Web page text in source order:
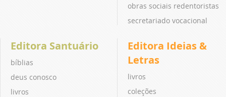
obras sociais redentoristas
secretariado vocacional
Editora Santuário
bíblias
deus conosco
livros
Editora Ideias &
Letras
livros
coleções